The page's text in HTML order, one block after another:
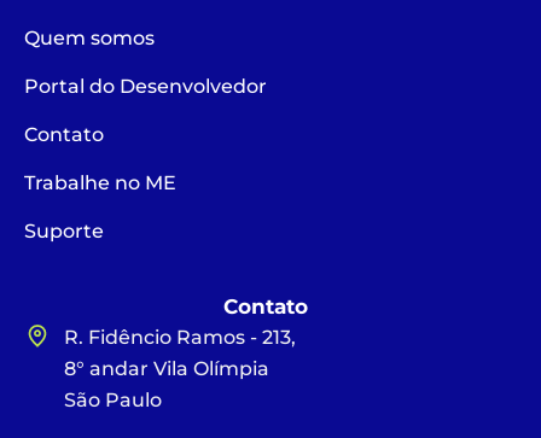
Quem somos
Portal do Desenvolvedor
Contato
Trabalhe no ME
Suporte
Contato
R. Fidêncio Ramos - 213,
8° andar Vila Olímpia
São Paulo